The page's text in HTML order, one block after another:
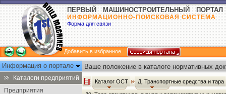
ПЕРВЫЙ МАШИНОСТРОИТЕЛЬНЫЙ ПОРТАЛ
ИНФОРМАЦИОННО-ПОИСКОВАЯ СИСТЕМА
Форма для связи
Добавить в избранное
Информация о портале
Каталоги предприятий
Предприятия
Ваше положение в каталоге нормативных
Каталог ОСТ Д: Транспортные средства и тара